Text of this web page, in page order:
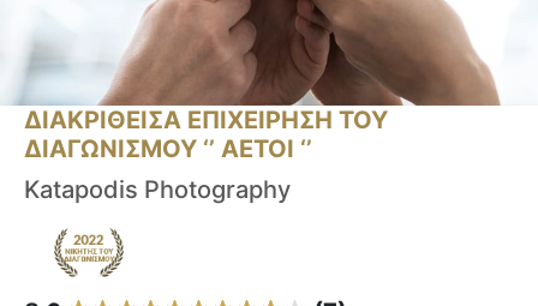
ΔΙΑΚΡΙΘΕΙΣΑ ΕΠΙΧΕΙΡΗΣΗ ΤΟΥ
ΔΙΑΓΩΝΙΣΜΟΥ ‘’ ΑΕΤΟΙ ‘’
Katapodis Photography